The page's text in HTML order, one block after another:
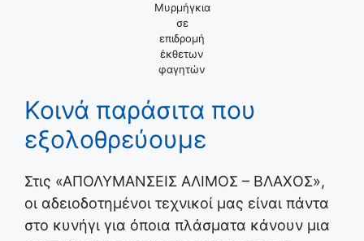
Μυρμήγκια
σε
επιδρομή
έκθετων
φαγητών
Κοινά παράσιτα που
εξολοθρεύουμε
Στις «ΑΠΟΛΥΜΑΝΣΕΙΣ ΑΛΙΜΟΣ – ΒΛΑΧΟΣ»,
οι αδειοδοτημένοι τεχνικοί μας είναι πάντα
στο κυνήγι για όποια πλάσματα κάνουν μια